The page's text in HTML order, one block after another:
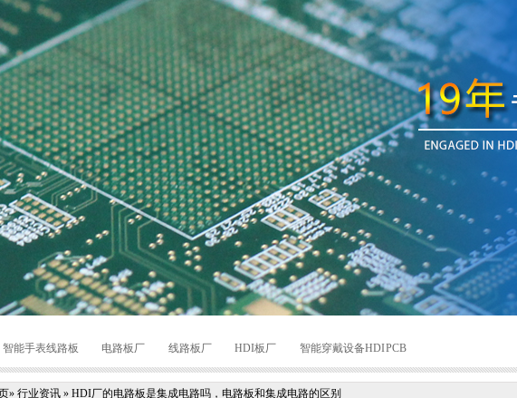
智能手表线路板 电路板厂 线路板厂 HDI板厂 智能穿戴设备HDI PCB
» 行业资讯 » HDI厂的电路板是集成电路吗，电路板和集成电路的区别